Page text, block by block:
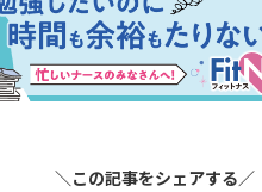
＼この記事をシェアする／